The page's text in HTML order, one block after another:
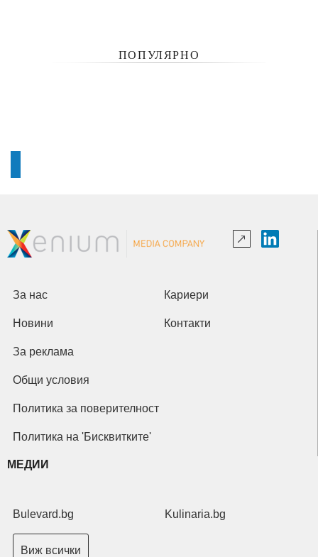
ПОПУЛЯРНО
За нас Кариери
Новини Контакти
За реклама
Общи условия
Политика за поверителност
Политика на 'Бисквитките'
МЕДИИ
Bulevard.bg Kulinaria.bg
Виж всички